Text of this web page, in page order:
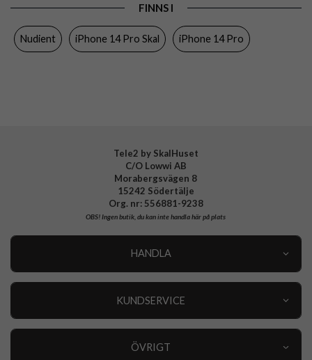
MagSafe-kompatibel, Slimmad
Färg Genomskinlig
FINNS I
Nudient iPhone 14 Pro Skal iPhone 14 Pro
Tele2 by SkalHuset
C/O Lowwi AB
Morabergsvägen 8
15242 Södertälje
Org. nr: 556881-9238
OBS!Ingen butik, du kan inte handla här på plats
HANDLA
KUNDSERVICE
ÖVRIGT